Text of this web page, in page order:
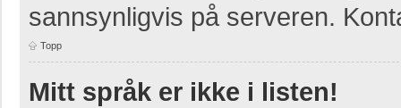
sannsynligvis på serveren.
Topp
Mitt språk er ikke i listen!